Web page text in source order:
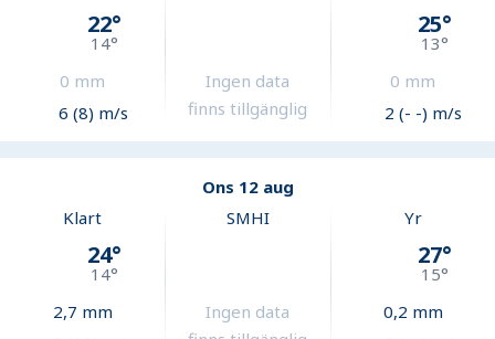
22°
14°
0 mm
6 (8) m/s
Ingen data
finns tillgänglig
25°
13°
0 mm
2 (- -) m/s
Ons 12 aug
Klart
24°
14°
2,7 mm
SMHI
Ingen data
Yr
27°
15°
0,2 mm